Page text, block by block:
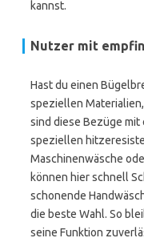
kannst.
Nutzer mit
Hast du einen
speziellen
sind diese Bezüge
speziellen
Maschinenwäsche
können hier schnell
schonende
die beste Wahl. So
seine Funktion